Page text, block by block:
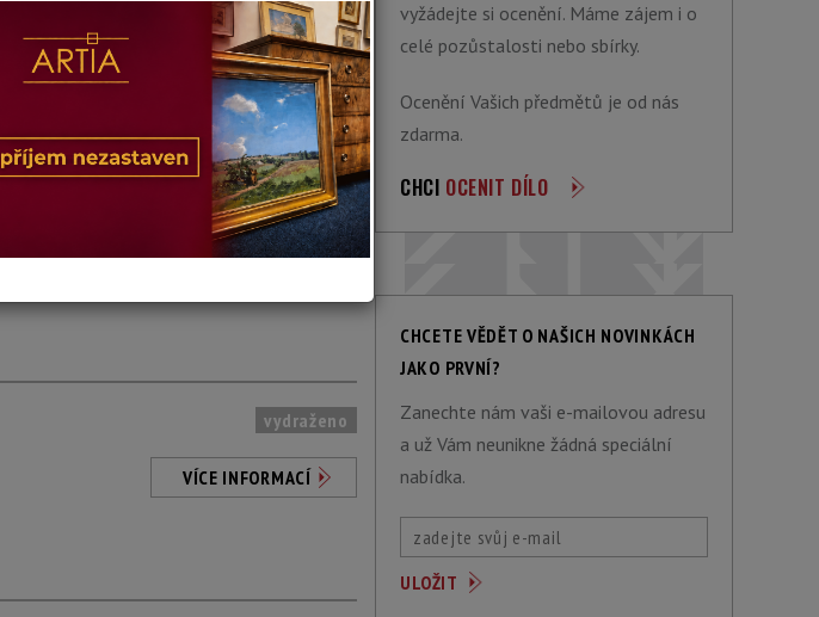
VÍCE INFORMACÍ
vydraženo
VÍCE INFORMACÍ
vyžádejte si ocenění. Máme zájem i o
celé pozůstalosti nebo sbírky.
Ocenění Vašich předmětů je od nás
zdarma.
CHCI OCENIT DÍLO
CHCETE VĚDĚT O NAŠICH NOVINKÁCH
JAKO PRVNÍ?
Zanechte nám vaši e-mailovou adresu
a už Vám neunikne žádná speciální
nabídka.